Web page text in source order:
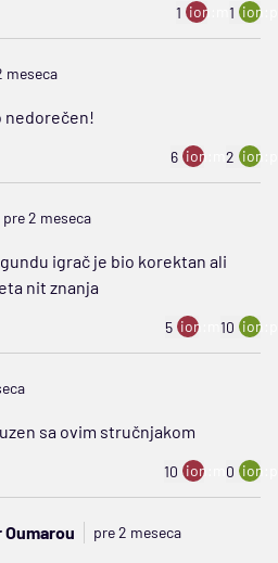
1 ion:minus
1
meseca
nedorečen!
6 ion:minus
2
pre 2 meseca
igrač je bio korektan ali
nit znanja
5 ion:minus
10
sa ovim stručnjakom
10 ion:minus
0
Aboubakar Oumarou pre 2 meseca